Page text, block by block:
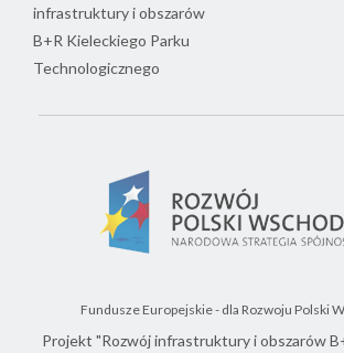
infrastruktury i obszarów
B+R Kieleckiego Parku
Technologicznego
Fundusze Europejskie - dla Rozwoju Polski
Projekt "Rozwój infrastruktury i obszarów